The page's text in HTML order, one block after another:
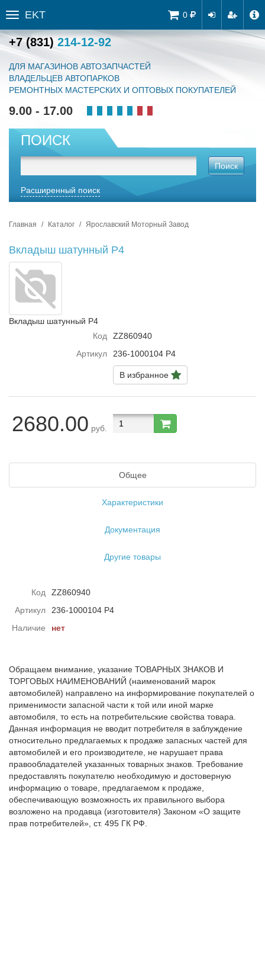
0
Toggle
sidebar
EKT
+7 (831) 214-12-92
ДЛЯ МАГАЗИНОВ АВТОЗАПЧАСТЕЙ
ВЛАДЕЛЬЦЕВ АВТОПАРКОВ
РЕМОНТНЫХ МАСТЕРСКИХ И ОПТОВЫХ ПОКУПАТЕЛЕЙ
9.00 - 17.00
ПОИСК
Поиск
Расширенный поиск
Главная Каталог Ярославский Моторный Завод
Вкладыш шатунный Р4
Вкладыш шатунный Р4
Код
ZZ860940
Артикул
236-1000104 Р4
В избранное
2680.00 руб.
Общее
Характеристики
Документация
Другие товары
Код
ZZ860940
Артикул
236-1000104 Р4
Наличие
нет
Обращаем внимание, указание ТОВАРНЫХ ЗНАКОВ И
ТОРГОВЫХ НАИМЕНОВАНИЙ (наименований марок
автомобилей) направлено на информирование покупателей о
применимости запасной части к той или иной марке
автомобиля, то есть на потребительские свойства товара.
Данная информация не вводит потребителя в заблуждение
относительно предлагаемых к продаже запасных частей для
автомобилей и его производителе, не нарушает права
правообладателей указанных товарных знаков. Требование
предоставлять покупателю необходимую и достоверную
информацию о товаре, предлагаемом к продаже,
обеспечивающую возможность их правильного выбора
возложено на продавца (изготовителя) Законом «О защите
прав потребителей», ст. 495 ГК РФ.